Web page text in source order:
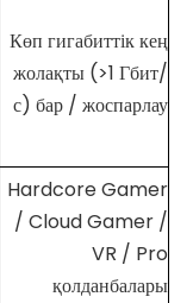
Көп гигабиттік кең
жолақты (>1 Гбит/
с) бар / жоспарлау
Hardcore Gamer
/ Cloud Gamer /
VR / Pro
қолданбалары